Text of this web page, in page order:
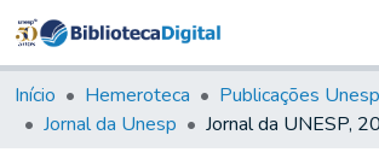
&
Coleções
Tudo na
Início Hemeroteca
Publicações Unesp
Jornal da Unesp